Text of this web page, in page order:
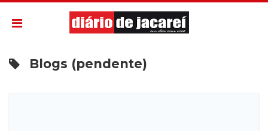
Blogs (pendente)